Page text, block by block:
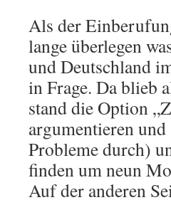
Als der
lange überlegen
und Deutschland
in Frage. Da blieb
stand die Option
argumentieren
Probleme durch)
finden um neun
Auf der anderen